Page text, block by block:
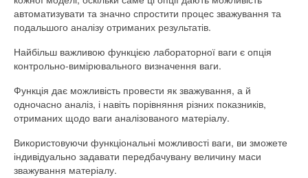
автоматизувати та значно спростити процес зважування та
подальшого аналізу отриманих результатів.
Найбільш важливою функцією лабораторної ваги є опція
контрольно-вимірювального визначення ваги.
Функція дає можливість провести як зважування, а й
одночасно аналіз, і навіть порівняння різних показників,
отриманих щодо ваги аналізованого матеріалу.
Використовуючи функціональні можливості ваги, ви зможете
індивідуально задавати передбачувану величину маси
зважування матеріалу.